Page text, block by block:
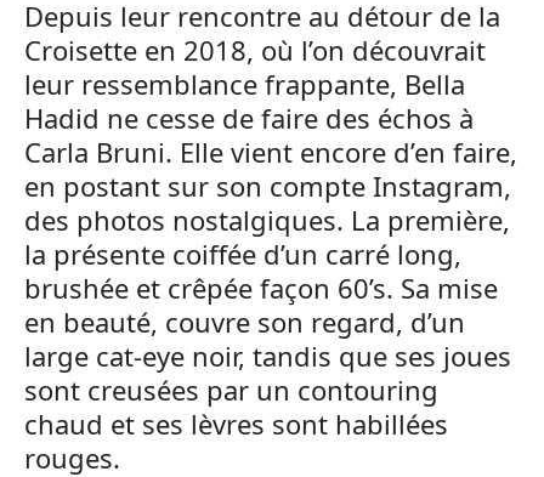
Depuis leur rencontre au détour de la
Croisette en 2018, où l’on découvrait
leur ressemblance frappante, Bella
Hadid ne cesse de faire des échos à
Carla Bruni. Elle vient encore d’en faire,
en postant sur son compte Instagram,
des photos nostalgiques. La première,
la présente coiffée d’un carré long,
brushée et crêpée façon 60’s. Sa mise
en beauté, couvre son regard, d’un
large cat-eye noir, tandis que ses joues
sont creusées par un contouring
chaud et ses lèvres sont habillées
rouges.